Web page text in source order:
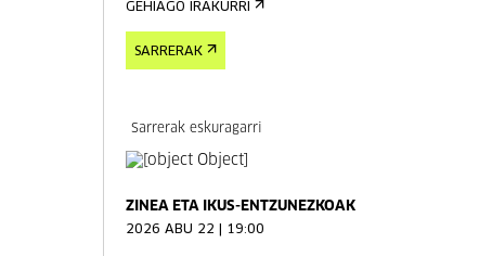
GEHIAGO IRAKURRI
SARRERAK
Sarrerak eskuragarri
ZINEA ETA IKUS-ENTZUNEZKOAK
2026 ABU 22 | 19:00